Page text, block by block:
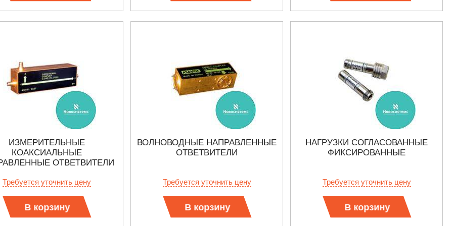
ИЗМЕРИТЕЛЬНЫЕ
КОАКСИАЛЬНЫЕ
ОТВЕТВИТЕЛИ
Требуется уточнить цену
В корзину
ВОЛНОВОДНЫЕ НАПРАВЛЕННЫЕ
ОТВЕТВИТЕЛИ
Требуется уточнить цену
В корзину
НАГРУЗКИ СОГЛАСОВАННЫЕ
ФИКСИРОВАННЫЕ
Требуется уточнить цену
В корзину